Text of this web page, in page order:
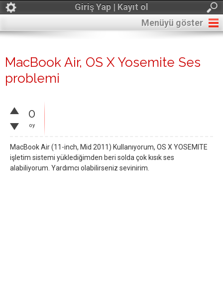
Giriş Yap | Kayıt ol
Menüyü göster
MacBook Air, OS X Yosemite Ses
problemi
0
oy
MacBook Air (11-inch, Mid 2011) Kullanıyorum, OS X YOSEMITE
işletim sistemi yüklediğimden beri solda çok kısık ses
alabiliyorum. Yardımcı olabilirseniz sevinirim.